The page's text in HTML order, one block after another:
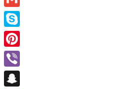
Gmail
Skype
Pinterest
Viber